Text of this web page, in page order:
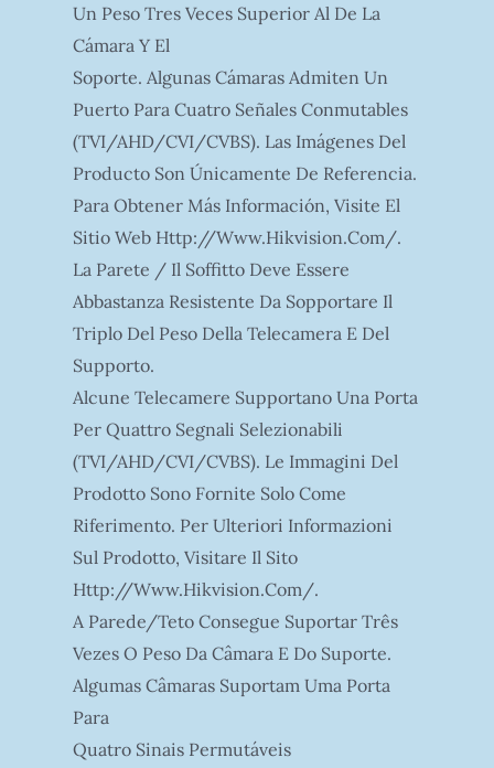
Un Peso Tres Veces Superior Al De La
Cámara Y El
Soporte. Algunas Cámaras Admiten Un
Puerto Para Cuatro Señales Conmutables
(TVI/AHD/CVI/CVBS). Las Imágenes Del
Producto Son Únicamente De Referencia.
Para Obtener Más Información, Visite El
Sitio Web Http://www.hikvision.com/.
La Parete / Il Soffitto Deve Essere
Abbastanza Resistente Da Sopportare Il
Triplo Del Peso Della Telecamera E Del
Supporto.
Alcune Telecamere Supportano Una Porta
Per Quattro Segnali Selezionabili
(TVI/AHD/CVI/CVBS). Le Immagini Del
Prodotto Sono Fornite Solo Come
Riferimento. Per Ulteriori Informazioni
Sul Prodotto, Visitare Il Sito
Http://www.hikvision.com/.
A Parede/teto Consegue Suportar Três
Vezes O Peso Da Câmara E Do Suporte.
Algumas Câmaras Suportam Uma Porta
Para
Quatro Sinais Permutáveis